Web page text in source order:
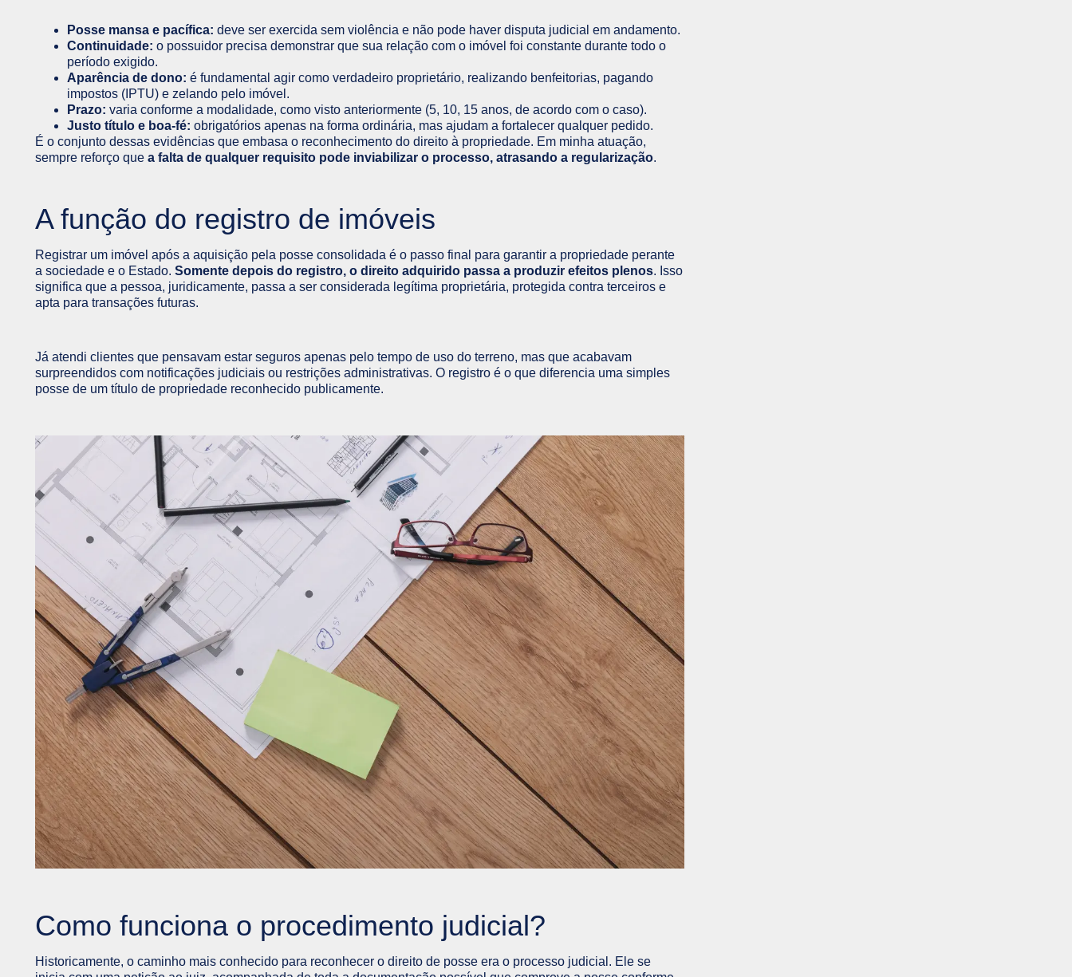
Posse mansa e pacífica: deve ser exercida sem violência e não pode haver disputa judicial em andamento.
Continuidade: o possuidor precisa demonstrar que sua relação com o imóvel foi constante durante todo o
período exigido.
Aparência de dono: é fundamental agir como verdadeiro proprietário, realizando benfeitorias, pagando
impostos (IPTU) e zelando pelo imóvel.
Prazo: varia conforme a modalidade, como visto anteriormente (5, 10, 15 anos, de acordo com o caso).
Justo título e boa-fé: obrigatórios apenas na forma ordinária, mas ajudam a fortalecer qualquer pedido.
É o conjunto dessas evidências que embasa o reconhecimento do direito à propriedade. Em minha atuação,
sempre reforço que a falta de qualquer requisito pode inviabilizar o processo, atrasando a regularização.
A função do registro de imóveis
Registrar um imóvel após a aquisição pela posse consolidada é o passo final para garantir a propriedade perante
a sociedade e o Estado. Somente depois do registro, o direito adquirido passa a produzir efeitos plenos. Isso
significa que a pessoa, juridicamente, passa a ser considerada legítima proprietária, protegida contra terceiros e
apta para transações futuras.
Já atendi clientes que pensavam estar seguros apenas pelo tempo de uso do terreno, mas que acabavam
surpreendidos com notificações judiciais ou restrições administrativas. O registro é o que diferencia uma simples
posse de um título de propriedade reconhecido publicamente.
Como funciona o procedimento judicial?
Historicamente, o caminho mais conhecido para reconhecer o direito de posse era o processo judicial. Ele se